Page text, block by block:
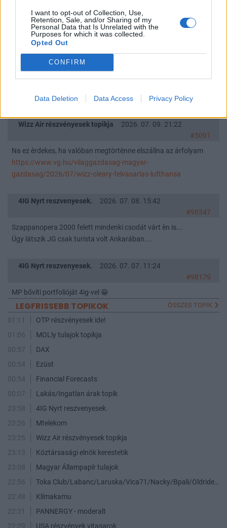
I want to opt-out of Collection, Use,
Retention, Sale, and/or Sharing of my
Personal Data that Is Unrelated with the
Purposes for which it was collected.
Opted Out
CONFIRM
Data Deletion Data Access Privacy Policy
egyenlőre.
https://www.vg.hu/vilaggazdasag-magyar-
gazdasag/2026/07/mol-tisza-kormany-hernadi-zsolt-tisztitotuz-
Nos ő szemèlye mèg közelebb volt szerintem mint Jászaiè
Orbánhoz.
mègsem piszkálják meg nagyon , legalábbis remèlhetőleg
Wizz Air részvényesek topikja
2026. 07. 09. 21:22
#5091
Na ez èrdekes, ha valóban megtörtènne elszállna az árfolyam
https://www.vg.hu/vilaggazdasag-magyar-
gazdasag/2026/07/wizz-oleary-felvasarlas-lufthansa
4IG Nyrt reszvenyesek.
2026. 07. 08. 15:42
#98347
Szappanopera 2000 felett mindenki csodát várt èn is...
Úgy látszik JG csak turista volt Ankarában....
4IG Nyrt reszvenyesek.
2026. 07. 07. 11:24
#98179
MP bővíti portfolióját 4ig-vel 😁
LEGFRISSEBB TOPIKOK ÖSSZES TOPIK
01:11
OTP részvényesek ide!
01:06
MOLly tulajok topikja
00:57
DAX
00:54
Ezüst
00:54
Financial Forecasts
00:07
Lakás/Ingatlan árak topik
23:58
4IG Nyrt reszvenyesek.
23:26
Mtelekom
23:25
Wizz Air részvényesek topikja
23:13
Köztársasági elnök kerestetik
23:08
Magyar Állampapír tulajok
22:56
Toka Club/Labanc/Laruska/Vica71/Nacky/Bpali/Oldrider/Josefernando/Mcbull/Kawaszabi
22:48
Klímakamu
22:31
PANNERGY - moderalt
22:29
USA részvények vitasarok